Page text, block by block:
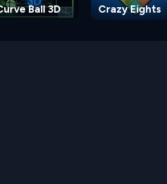
Ball 3D Crazy Eights